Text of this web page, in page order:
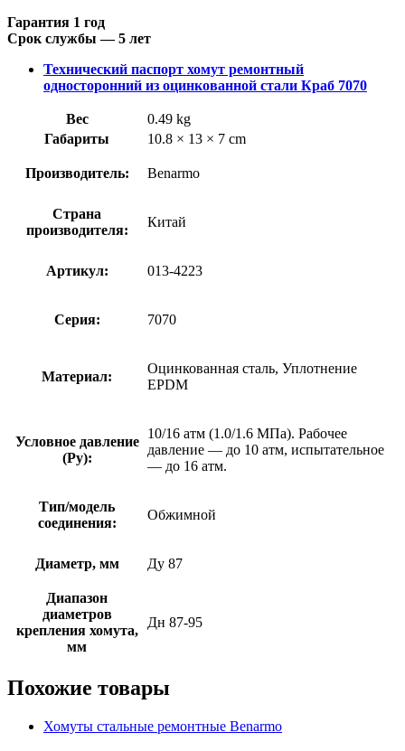
Гарантия 1 год
Срок службы — 5 лет
Технический паспорт хомут ремонтный
односторонний из оцинкованной стали Краб 7070
Вес
0.49 kg
Габариты
10.8 × 13 × 7 cm
Производитель: Benarmo
Страна
производителя:
Китай
Артикул: 013-4223
Серия: 7070
Материал:
Оцинкованная сталь, Уплотнение
EPDM
Условное давление
(Ру):
10/16 атм (1.0/1.6 МПа). Рабочее
давление — до 10 атм, испытательное
— до 16 атм.
Тип/модель
соединения:
Обжимной
Диаметр, мм Ду 87
Диапазон
диаметров
крепления хомута,
мм
Дн 87-95
Похожие товары
Хомуты стальные ремонтные Benarmo